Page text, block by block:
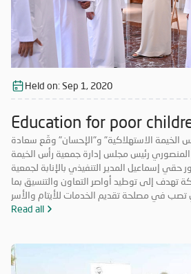
Held on:Sep 1, 2020
Education for poor
الخيمة الاستهلاكية" و"الإحسان" وقّع سعادة
رئيس مجلس إدارة جمعية رأس الخيمة
حقي إسماعيل المدير التنفيذي بالإنابة لجمعية
تهدف إلى توطيد أواصر التعاون والتنسيق بما
تصب في مصلحة تقديم الخدمات للأيتام والأسر
الإنسانية، إضافة إلى أهمية ترسيخ علاقة
Read all